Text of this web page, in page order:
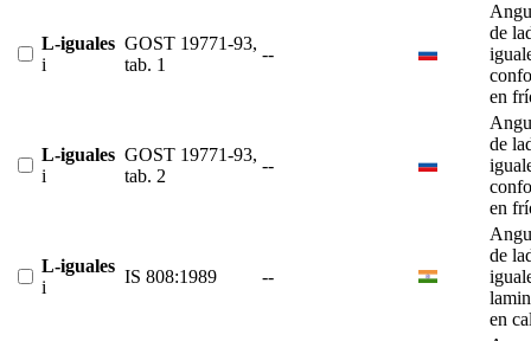
L-iguales
i
GOST 19771-93,
tab. 1
--
de
en
L-iguales
i
GOST 19771-93,
tab. 2
--
de
en
L-iguales
i
IS 808:1989 --
de
en